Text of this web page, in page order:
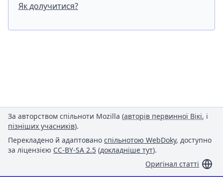
Як долучитися?
За авторством спільноти Mozilla (авторів первинної Вікі, і
пізніших учасників).
Перекладено й адаптовано спільнотою WebDoky, доступно
за ліцензією CC-BY-SA 2.5 (докладніше тут).
Оригінал статті